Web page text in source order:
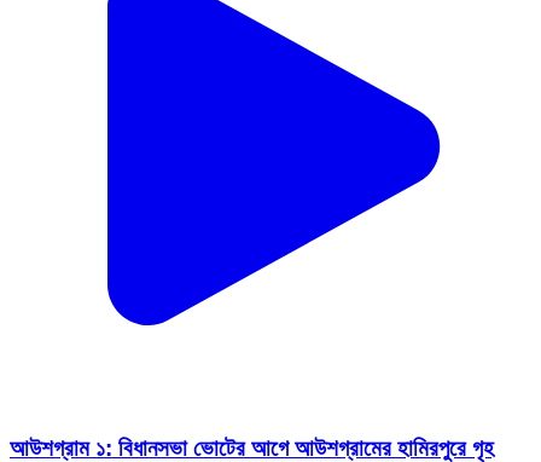
আউশগ্রাম ১: বিধানসভা ভোটের আগে আউশগ্রামের হামিরপুরে গৃহ